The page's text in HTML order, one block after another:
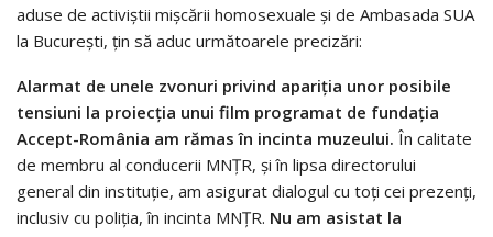
aduse de activiştii mişcării homosexuale şi de Ambasada SUA
la Bucureşti, ţin să aduc următoarele precizări:
Alarmat de unele zvonuri privind apariţia unor posibile
tensiuni la proiecţia unui film programat de fundaţia
Accept-România am rămas în incinta muzeului. În calitate
de membru al conducerii MNŢR, şi în lipsa directorului
general din instituţie, am asigurat dialogul cu toţi cei prezenţi,
inclusiv cu poliţia, în incinta MNŢR. Nu am asistat la